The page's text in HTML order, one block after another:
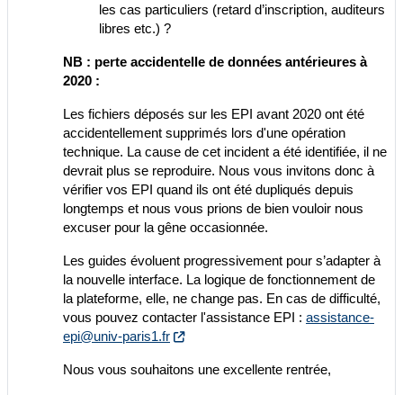
les cas particuliers (retard d’inscription, auditeurs
libres etc.) ?
NB : perte accidentelle de données antérieures à
2020 :
Les fichiers déposés sur les EPI avant 2020 ont été
accidentellement supprimés lors d'une opération
technique. La cause de cet incident a été identifiée, il ne
devrait plus se reproduire. Nous vous invitons donc à
vérifier vos EPI quand ils ont été dupliqués depuis
longtemps et nous vous prions de bien vouloir nous
excuser pour la gêne occasionnée.
Les guides évoluent progressivement pour s’adapter à
la nouvelle interface. La logique de fonctionnement de
la plateforme, elle, ne change pas. En cas de difficulté,
vous pouvez contacter l'assistance EPI : assistance-
epi@univ-paris1.fr
Nous vous souhaitons une excellente rentrée,